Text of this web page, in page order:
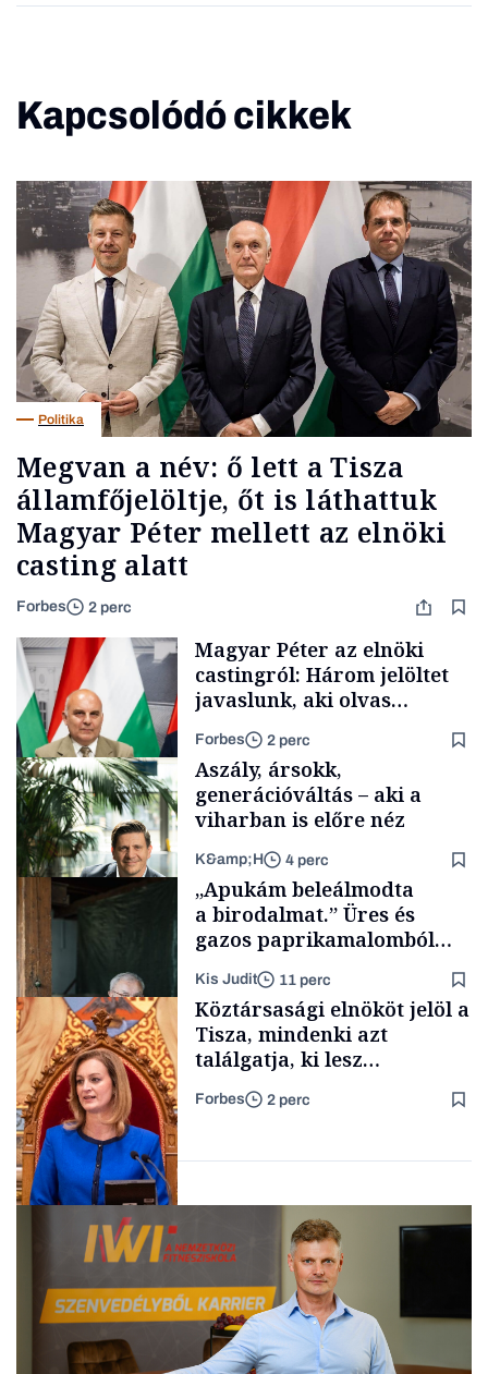
Kapcsolódó cikkek
Politika
Megvan a név: ő lett a Tisza
államfőjelöltje, őt is láthattuk
Magyar Péter mellett az elnöki
casting alatt
Forbes 2 perc
Politika
Magyar Péter az elnöki
castingról: Három jelöltet
javaslunk, aki olvas
híreket, nem fog
meglepődni
Forbes 2 perc
TÁMOGATÓI
TARTALOM
Aszály, ársokk,
generációváltás – aki a
viharban is előre néz
K&amp;H 4 perc
Családi
vállalkozások
„Apukám beleálmodta
a birodalmat.” Üres és
gazos paprikamalomból
lett az igazi családi
fűszersztori
Kis Judit 11 perc
Köztársasági elnököt jelöl a
Tisza, mindenki azt
találgatja, ki lesz
szombaton a befutó –
soroljuk az eddig felmerült
Forbes 2 perc